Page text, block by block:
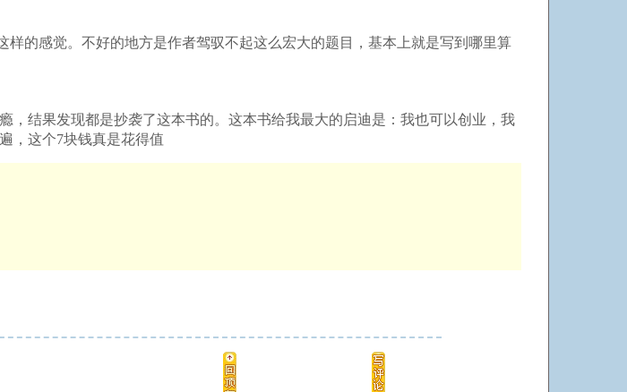
的感觉。不好的地方是作者驾驭不起这么宏大的题目，基本上就是写到哪里算
结果发现都是抄袭了这本书的。这本书给我最大的启迪是：我也可以创业，我
，这个7块钱真是花得值